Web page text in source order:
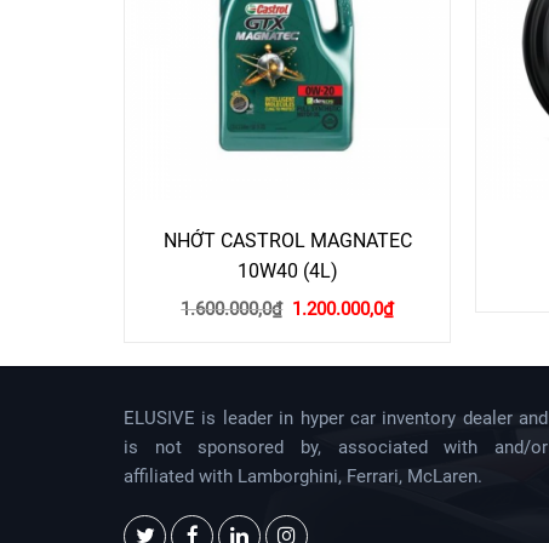
NHỚT CASTROL MAGNATEC
10W40 (4L)
1.600.000,0₫ Giá
1.200.000,0₫Giá
hiện
1.200.000,0₫.
ELUSIVE is leader in hyper car inventory dealer and
is not sponsored by, associated with and/or
affiliated with Lamborghini, Ferrari, McLaren.